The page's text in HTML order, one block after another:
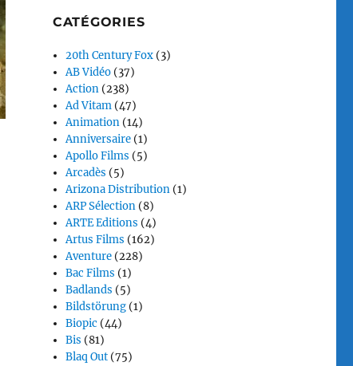
CATÉGORIES
20th Century Fox (3)
AB Vidéo (37)
Action (238)
Ad Vitam (47)
Animation (14)
Anniversaire (1)
Apollo Films (5)
Arcadès (5)
Arizona Distribution (1)
ARP Sélection (8)
ARTE Editions (4)
Artus Films (162)
Aventure (228)
Bac Films (1)
Badlands (5)
Bildstörung (1)
Biopic (44)
Bis (81)
Blaq Out (75)